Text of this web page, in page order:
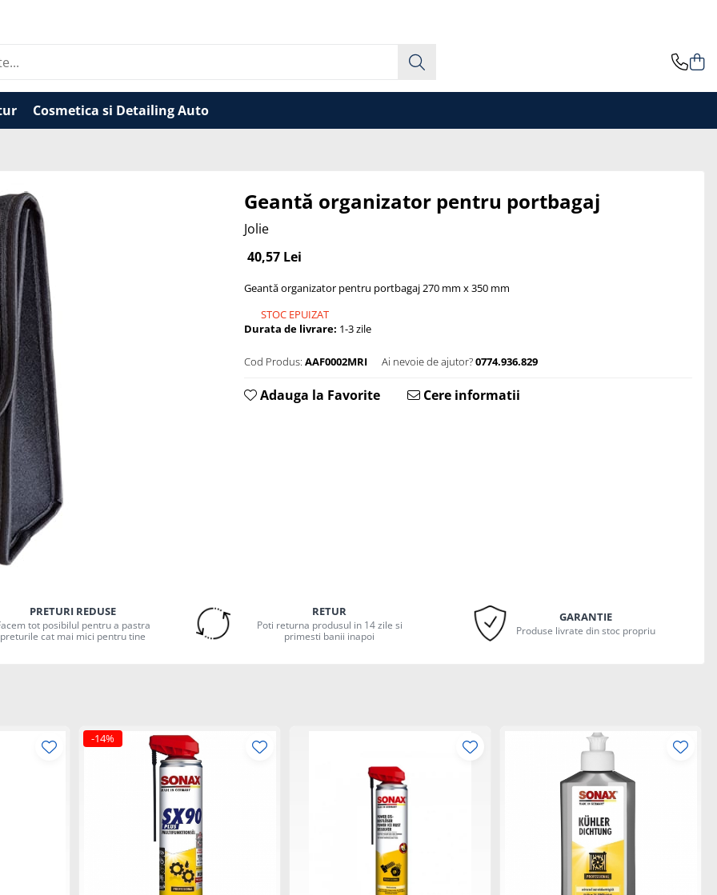
Cosmetica si Detailing Auto
Geantă organizator pentru portbagaj
Jolie
40,57 Lei
Geantă organizator pentru portbagaj 270 mm x 350 mm
STOC EPUIZAT
Durata de livrare: 1-3 zile
Cod Produs: AAF0002MRI Ai nevoie de ajutor?0774.936.829
Adauga la Favorite Cere informatii
PRETURI REDUSE
tot posibilul pentru a pastra
preturile cat mai mici pentru tine
RETUR
Poti returna produsul in 14 zile si
primesti banii inapoi
GARANTIE
Produse livrate din stoc propriu
-14%